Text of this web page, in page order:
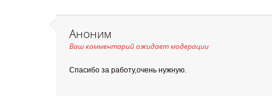
Аноним
Ваш комментарий ожидает модерации
Спасибо за работу,очень нужную.